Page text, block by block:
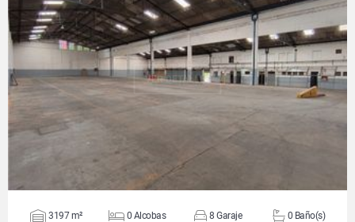
VER DETALLES
3197 m² 0 Alcobas 8 Garaje 0 Baño(s)